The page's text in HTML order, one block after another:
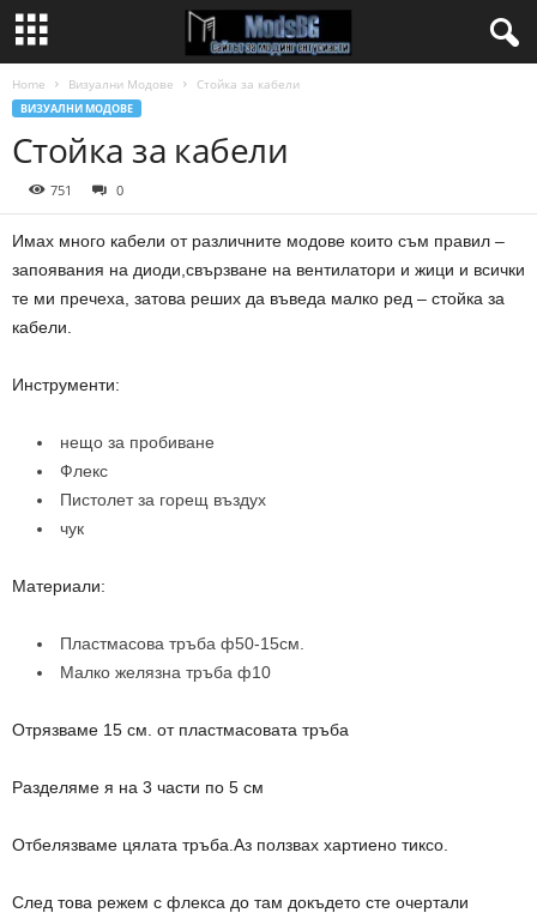
Home Визуални Модове Стойка за кабели
ВИЗУАЛНИ МОДОВЕ
Стойка за кабели
751 0
Имах много кабели от различните модове които съм правил –
запоявания на диоди,свързване на вентилатори и жици и всички
те ми пречeха, затова реших да въведа малко ред – стойка за
кабели.
Инструменти:
нещо за пробиване
Флекс
Пистолет за горещ въздух
чук
Материали:
Пластмасова тръба ф50-15см.
Малко желязна тръба ф10
Отрязваме 15 см. от пластмасовата тръба
Разделяме я на 3 части по 5 см
Отбелязваме цялата тръба.Аз ползвах хартиено тиксо.
След това режем с флекса до там докъдето сте очертали